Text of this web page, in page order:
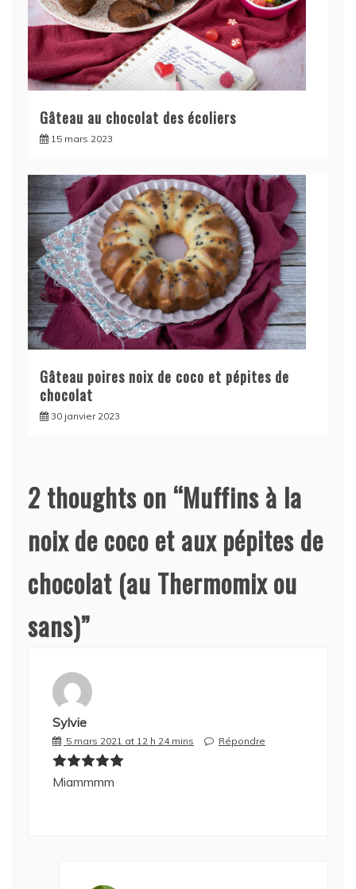
Gâteau au chocolat des écoliers
15 mars 2023
Gâteau poires noix de coco et pépites de
chocolat
30 janvier 2023
2 thoughts on “Muffins à la
noix de coco et aux pépites de
chocolat (au Thermomix ou
sans)”
Sylvie
5 mars 2021 at 12 h 24 mins Répondre
Miammmm